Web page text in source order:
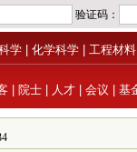
学 化学科学 工程材料
院士 人才 会议 基